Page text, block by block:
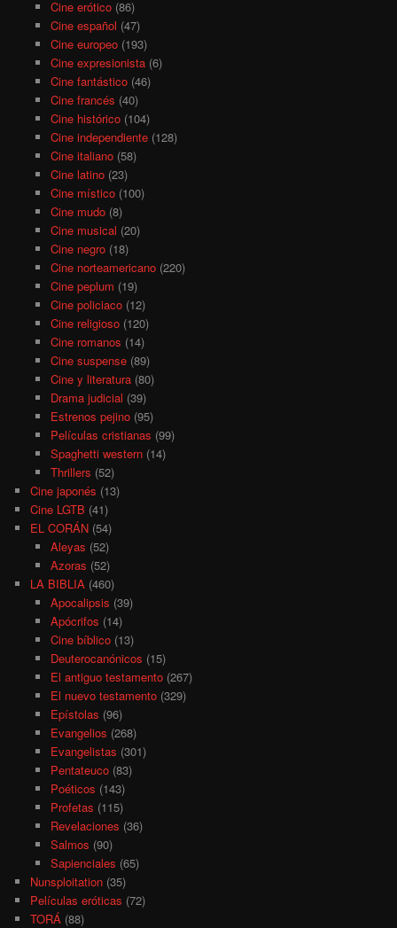
Cine erótico(86)
Cine español (47)
Cine europeo(193)
Cine expresionista(6)
Cine fantástico(46)
Cine francés (40)
Cine histórico(104)
Cine independiente(128)
Cine italiano(58)
Cine latino(23)
Cine místico(100)
Cine mudo(8)
Cine musical (20)
Cine negro(18)
Cine norteamericano(220)
Cine peplum (19)
Cine policiaco(12)
Cine religioso(120)
Cine romanos (14)
Cine suspense(89)
Cine y literatura(80)
Drama judicial (39)
Estrenos pejino(95)
Películas cristianas (99)
Spaghetti western(14)
Thrillers (52)
Cine japonés (13)
Cine LGTB (41)
EL CORÁN (54)
Aleyas (52)
Azoras (52)
LA BIBLIA (460)
Apocalipsis (39)
Apócrifos (14)
Cine bíblico(13)
Deuterocanónicos (15)
El antiguo testamento(267)
El nuevo testamento(329)
Epístolas (96)
Evangelios (268)
Evangelistas (301)
Pentateuco(83)
Poéticos (143)
Profetas (115)
Revelaciones (36)
Salmos (90)
Sapienciales (65)
Nunsploitation (35)
Películas eróticas (72)
TORÁ (88)